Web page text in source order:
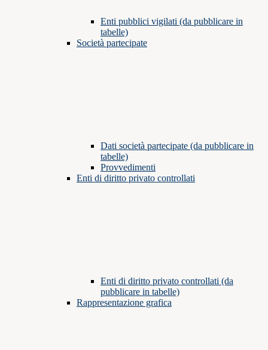
Enti pubblici vigilati (da pubblicare in
tabelle)
Società partecipate
Dati società partecipate (da pubblicare in
tabelle)
Provvedimenti
Enti di diritto privato controllati
Enti di diritto privato controllati (da
pubblicare in tabelle)
Rappresentazione grafica